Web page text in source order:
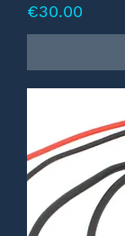
Prijs
€30.00